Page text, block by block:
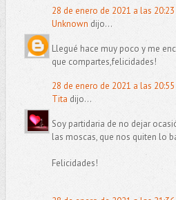
28 de enero de 2021 a las 20:23
Unknown dijo...
Llegué hace muy poco y me
que compartes,felicidades!
28 de enero de 2021 a las 20:55
Tita dijo...
Soy partidaria de no dejar
las moscas, que nos quiten lo
Felicidades!